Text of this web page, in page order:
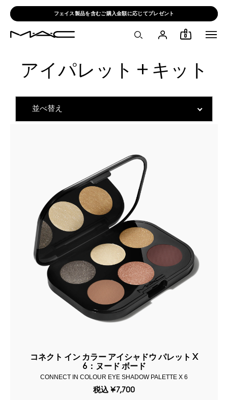
フェイス製品を含むご購入金額に応じてプレゼント
0
アイパレット + キット
コネクト イン カラー アイシャドウ パレット X
6：ヌード ボード
CONNECT IN COLOUR EYE SHADOW PALETTE X 6
税込 ¥7,700